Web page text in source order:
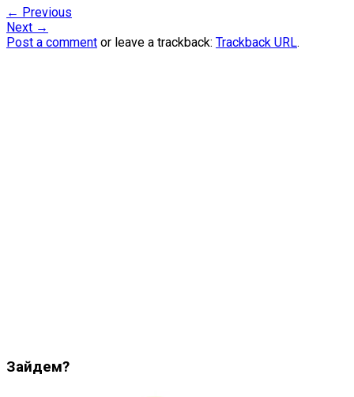
← Previous
Next →
Post a comment or leave a trackback: Trackback URL.
Зайдем?